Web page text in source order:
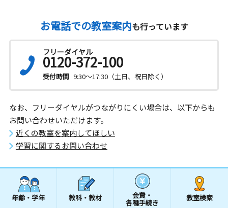
お電話での教室案内も行っています
フリーダイヤル
0120-372-100
受付時間 9:30～17:30（土日、祝日除く）
なお、フリーダイヤルがつながりにくい場合は、以下からも
お問い合わせいただけます。
近くの教室を案内してほしい
学習に関するお問い合わせ
年齢・学年 教科・教材 会費・
各種手続き
教室検索